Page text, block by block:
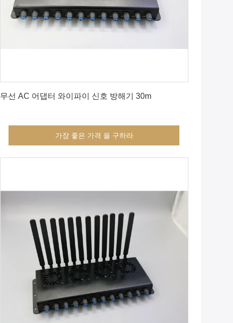
무선 AC 어댑터 와이파이 신호 방해기 30m
가장 좋은 가격 을 구하라